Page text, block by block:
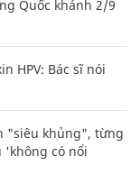
Quốc khánh 2/9
HPV: Bác sĩ nói
"siêu khủng", từng
'không có nổi